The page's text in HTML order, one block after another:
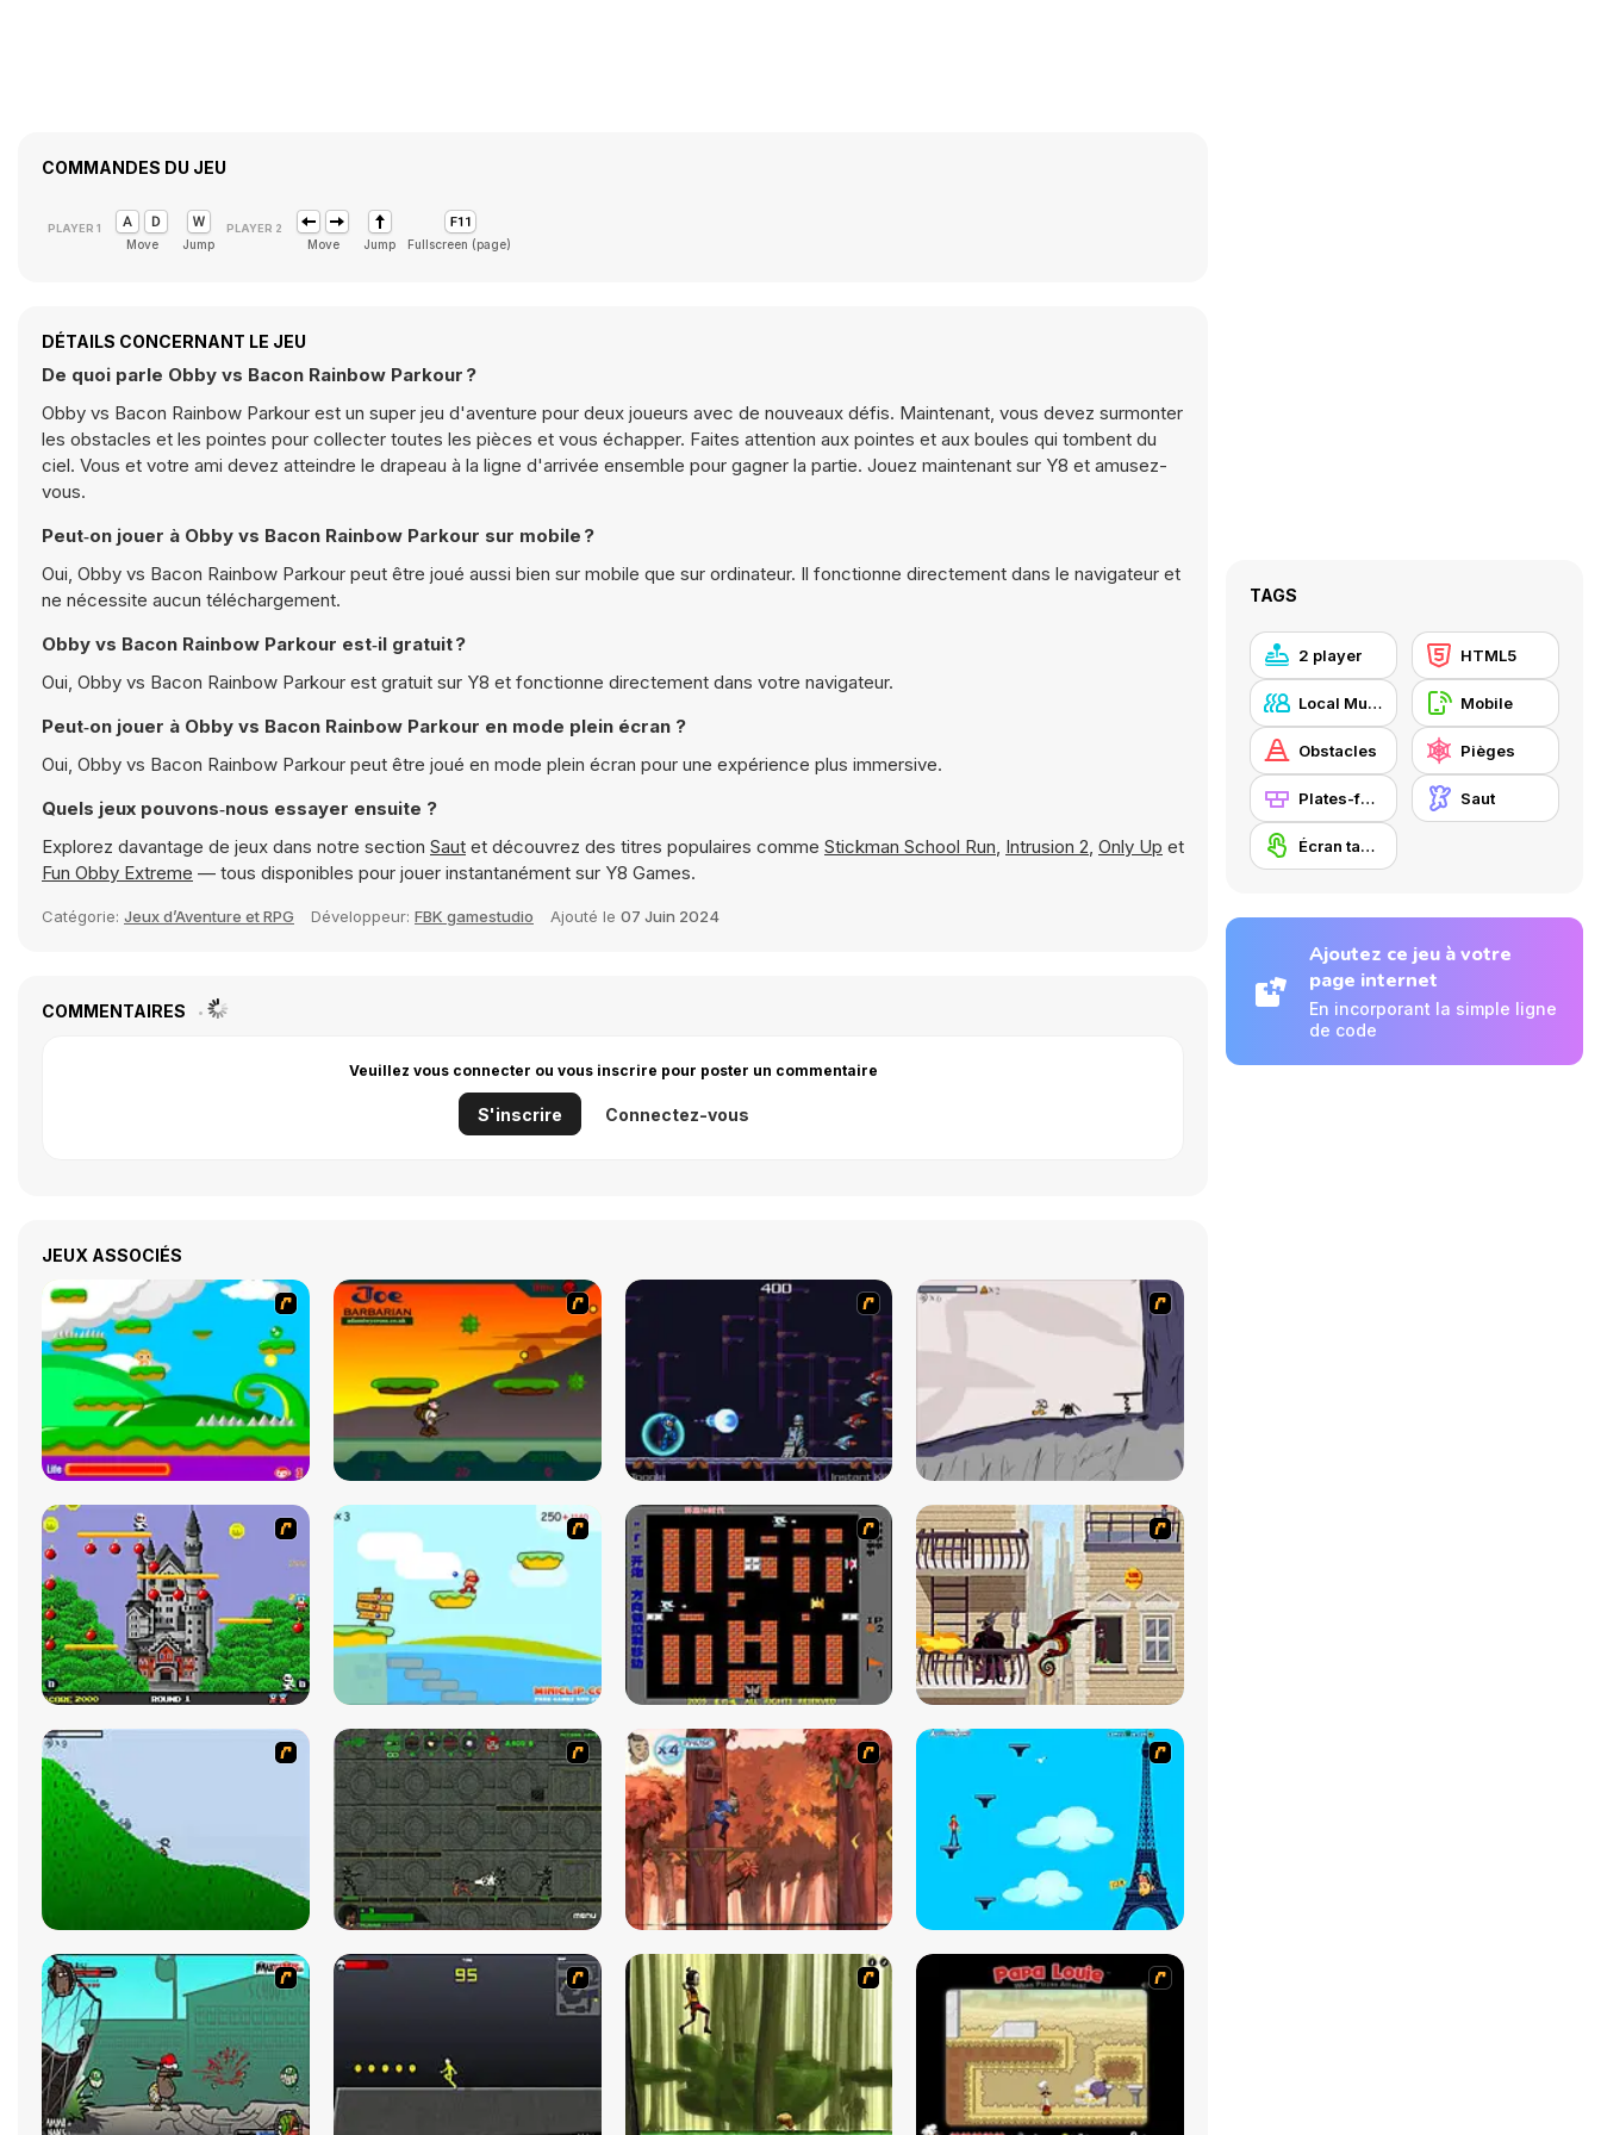
COMMANDES DU JEU
Move Jump Move Jump Fullscreen (page)
DÉTAILS CONCERNANT LE JEU
De quoi parle Obby vs Bacon Rainbow Parkour ?
Obby vs Bacon Rainbow Parkour est un super jeu d'aventure pour deux joueurs avec de nouveaux défis. Maintenant, vous devez surmonter
les obstacles et les pointes pour collecter toutes les pièces et vous échapper. Faites attention aux pointes et aux boules qui tombent du
ciel. Vous et votre ami devez atteindre le drapeau à la ligne d'arrivée ensemble pour gagner la partie. Jouez maintenant sur Y8 et amusez-
vous.
Peut‑on jouer à Obby vs Bacon Rainbow Parkour sur mobile ?
Oui, Obby vs Bacon Rainbow Parkour peut être joué aussi bien sur mobile que sur ordinateur. Il fonctionne directement dans le navigateur et
ne nécessite aucun téléchargement.
Obby vs Bacon Rainbow Parkour est‑il gratuit ?
Oui, Obby vs Bacon Rainbow Parkour est gratuit sur Y8 et fonctionne directement dans votre navigateur.
Peut‑on jouer à Obby vs Bacon Rainbow Parkour en mode plein écran ?
Oui, Obby vs Bacon Rainbow Parkour peut être joué en mode plein écran pour une expérience plus immersive.
Quels jeux pouvons‑nous essayer ensuite ?
Explorez davantage de jeux dans notre section Saut et découvrez des titres populaires comme Stickman School Run, Intrusion 2, Only Up et
Fun Obby Extreme — tous disponibles pour jouer instantanément sur Y8 Games.
Catégorie: Jeux d’Aventure et RPG Développeur: FBK gamestudio Ajouté le 07 Juin 2024
COMMENTAIRES
Veuillez vous connecter ou vous inscrire pour poster un commentaire
S'inscrire Connectez-vous
JEUX ASSOCIÉS
TAGS
2 player HTML5
Local Multiplayer Mobile
Obstacles Pièges
Plates-formes Saut
Écran tactile
Ajoutez ce jeu à votre
page internet
En incorporant la simple ligne
de code